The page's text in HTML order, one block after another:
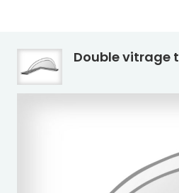
Double vitrage